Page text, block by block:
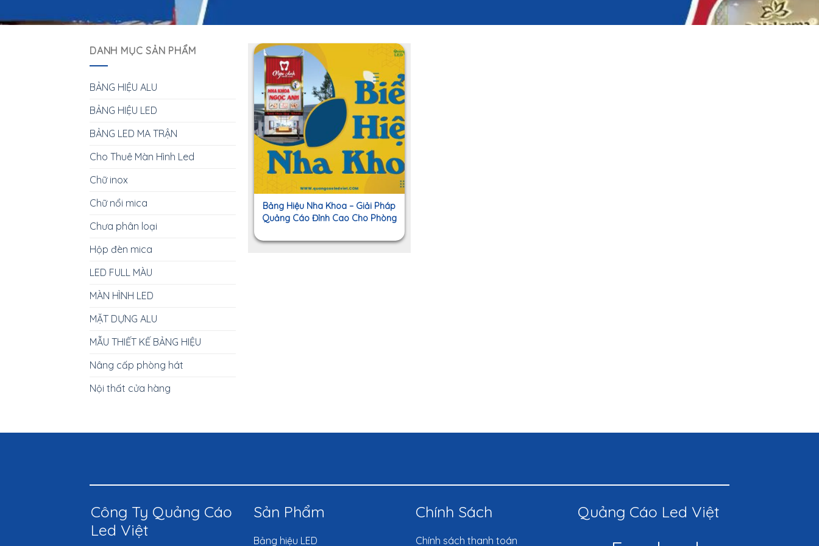
DANH MỤC SẢN PHẨM
BẢNG HIỆU ALU
BẢNG HIỆU LED
BẢNG LED MA TRẬN
Cho Thuê Màn Hình Led
Chữ inox
Chữ nổi mica
Chưa phân loại
Hộp đèn mica
LED FULL MÀU
MÀN HÌNH LED
MẶT DỰNG ALU
MẪU THIẾT KẾ BẢNG HIỆU
Nâng cấp phòng hát
Nội thất cửa hàng
Bảng Hiệu Nha Khoa – Giải Pháp
Quảng Cáo Đỉnh Cao Cho Phòng
Công Ty Quảng Cáo
Led Việt
Sản Phẩm
Bảng hiệu LED
Chính Sách
Chính sách thanh toán
Quảng Cáo Led Việt